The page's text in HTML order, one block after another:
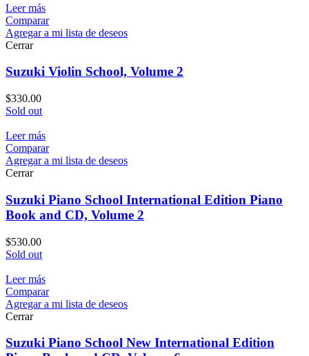
Leer más
Comparar
Agregar a mi lista de deseos
Cerrar
Suzuki Violin School, Volume 2
$330.00
Sold out
Leer más
Comparar
Agregar a mi lista de deseos
Cerrar
Suzuki Piano School International Edition Piano
Book and CD, Volume 2
$530.00
Sold out
Leer más
Comparar
Agregar a mi lista de deseos
Cerrar
Suzuki Piano School New International Edition